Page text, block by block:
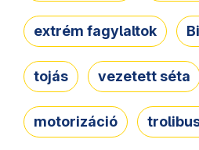
extrém fagylaltok
tojás vezetett séta
motorizáció